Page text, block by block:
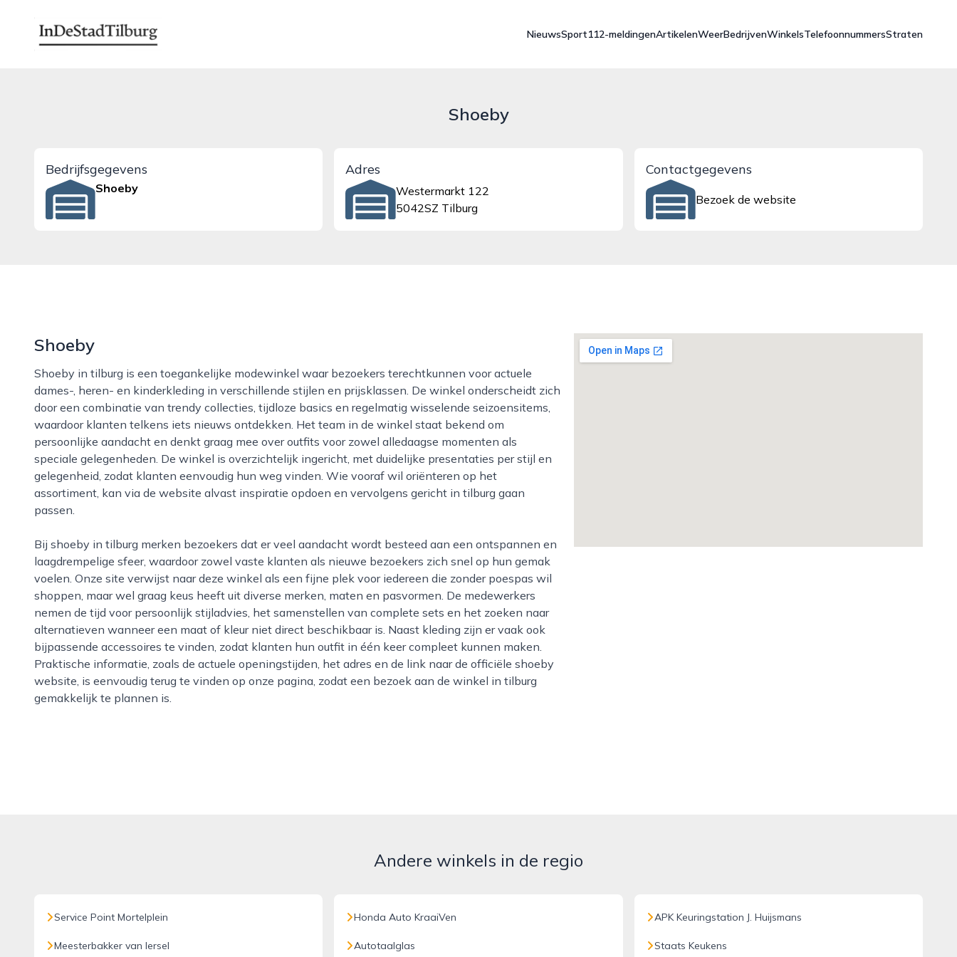
indestadtilburg.nl
NieuwsSport112-meldingenArtikelenWeerBedrijvenWinkelsTelefoonnummersStraten
Shoeby
Bedrijfsgegevens
Shoeby
Adres
Westermarkt 122
5042SZ Tilburg
Contactgegevens
Bezoek de website
Shoeby
Shoeby in tilburg is een toegankelijke modewinkel waar bezoekers terechtkunnen voor actuele
dames-, heren- en kinderkleding in verschillende stijlen en prijsklassen. De winkel onderscheidt zich
door een combinatie van trendy collecties, tijdloze basics en regelmatig wisselende seizoensitems,
waardoor klanten telkens iets nieuws ontdekken. Het team in de winkel staat bekend om
persoonlijke aandacht en denkt graag mee over outfits voor zowel alledaagse momenten als
speciale gelegenheden. De winkel is overzichtelijk ingericht, met duidelijke presentaties per stijl en
gelegenheid, zodat klanten eenvoudig hun weg vinden. Wie vooraf wil oriënteren op het
assortiment, kan via de website alvast inspiratie opdoen en vervolgens gericht in tilburg gaan
passen.
Bij shoeby in tilburg merken bezoekers dat er veel aandacht wordt besteed aan een ontspannen en
laagdrempelige sfeer, waardoor zowel vaste klanten als nieuwe bezoekers zich snel op hun gemak
voelen. Onze site verwijst naar deze winkel als een fijne plek voor iedereen die zonder poespas wil
shoppen, maar wel graag keus heeft uit diverse merken, maten en pasvormen. De medewerkers
nemen de tijd voor persoonlijk stijladvies, het samenstellen van complete sets en het zoeken naar
alternatieven wanneer een maat of kleur niet direct beschikbaar is. Naast kleding zijn er vaak ook
bijpassende accessoires te vinden, zodat klanten hun outfit in één keer compleet kunnen maken.
Praktische informatie, zoals de actuele openingstijden, het adres en de link naar de officiële shoeby
website, is eenvoudig terug te vinden op onze pagina, zodat een bezoek aan de winkel in tilburg
gemakkelijk te plannen is.
Andere winkels in de regio
Service Point Mortelplein
Meesterbakker van Iersel
Honda Auto KraaiVen
Autotaalglas
APK Keuringstation J. Huijsmans
Staats Keukens